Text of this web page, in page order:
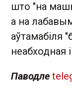
што "на
а на
аўтамабіля
неабходная
Паводле